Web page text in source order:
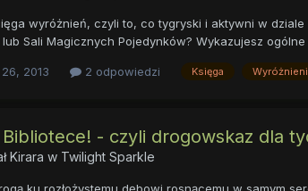
wyróżnień, czyli to, co tygryski i aktywni w
Sali Magicznych Pojedynków? Wykazujesz
2013 2 odpowiedzi Księga
- czyli drogowskaz dla
Kirara w Twilight Sparkle
ku rozłożystemu dębowi rosnącemu w samym